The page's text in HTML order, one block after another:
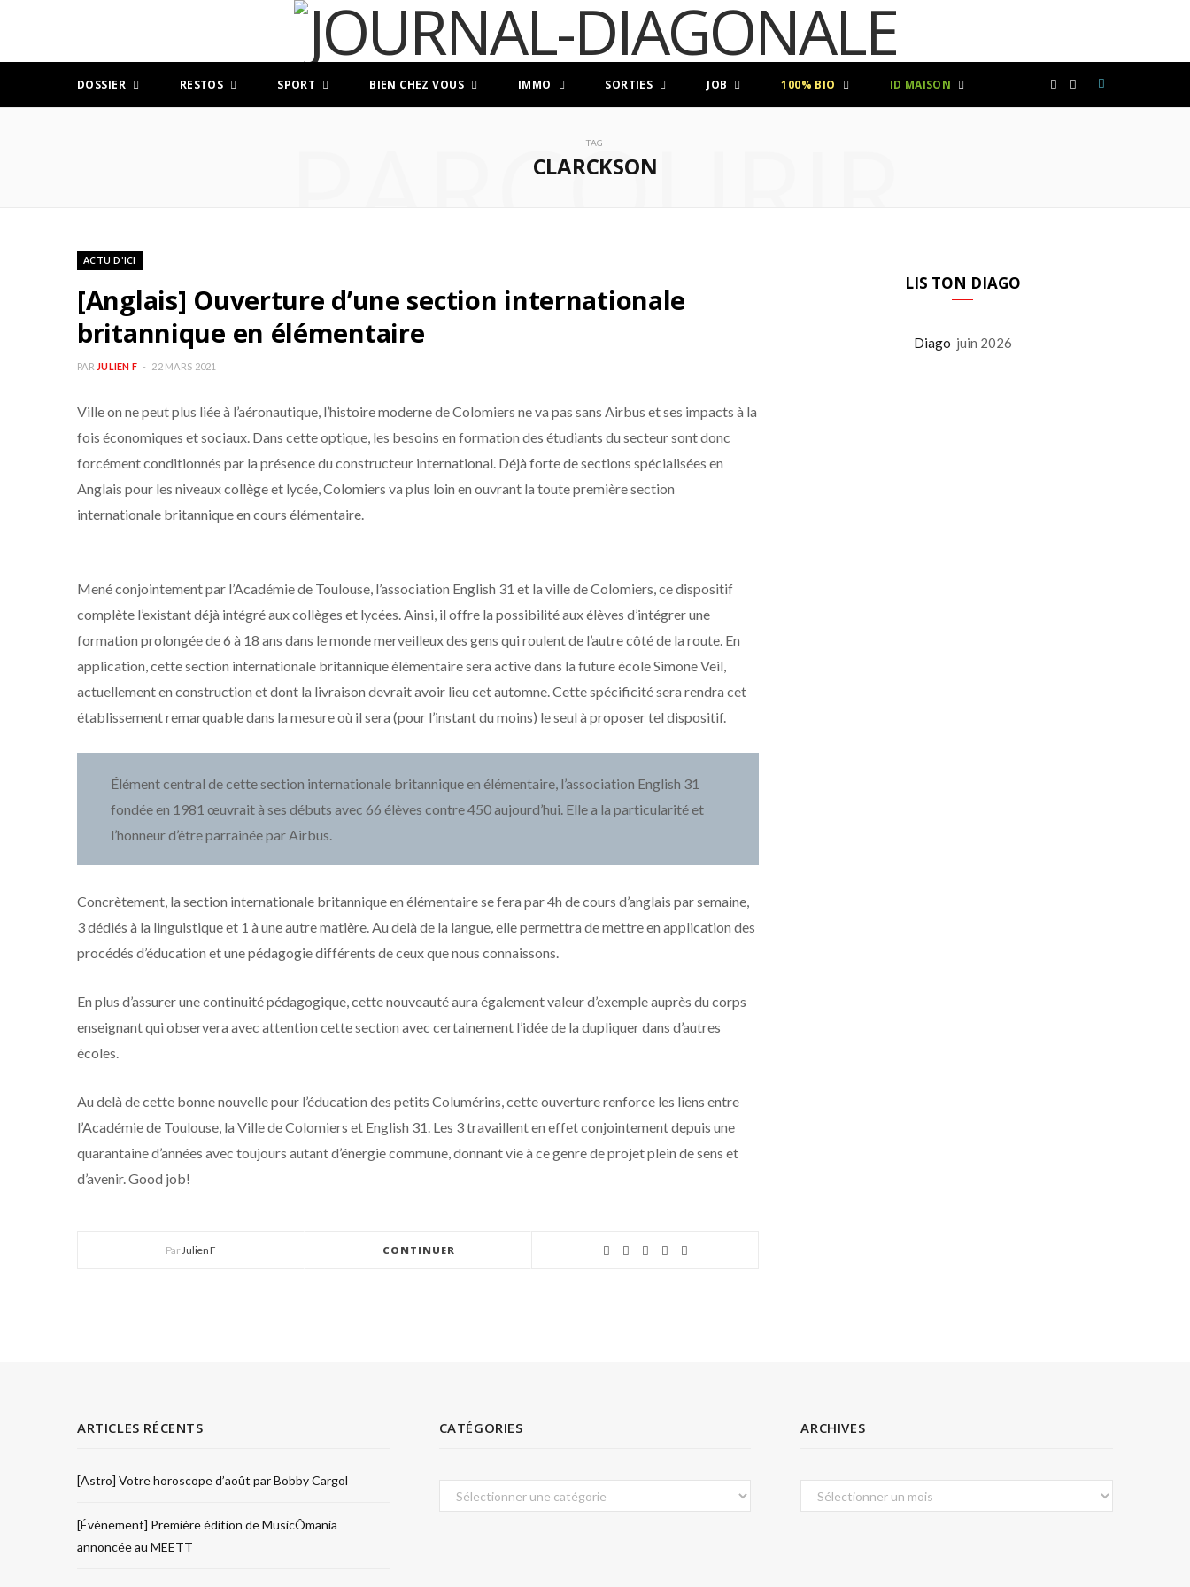
DOSSIER RESTOS SPORT BIEN CHEZ VOUS IMMO SORTIES JOB 100% BIO ID MAISON
TAG
CLARCKSON
PARCOURIR
ACTU D'ICI
[Anglais] Ouverture d’une section internationale
britannique en élémentaire
PAR JULIEN F 22 MARS 2021
Ville on ne peut plus liée à l’aéronautique, l’histoire moderne de Colomiers ne va pas sans Airbus et ses impacts à la
fois économiques et sociaux. Dans cette optique, les besoins en formation des étudiants du secteur sont donc
forcément conditionnés par la présence du constructeur international. Déjà forte de sections spécialisées en
Anglais pour les niveaux collège et lycée, Colomiers va plus loin en ouvrant la toute première section
internationale britannique en cours élémentaire.
Mené conjointement par l’Académie de Toulouse, l’association English 31 et la ville de Colomiers, ce dispositif
complète l’existant déjà intégré aux collèges et lycées. Ainsi, il offre la possibilité aux élèves d’intégrer une
formation prolongée de 6 à 18 ans dans le monde merveilleux des gens qui roulent de l’autre côté de la route. En
application, cette section internationale britannique élémentaire sera active dans la future école Simone Veil,
actuellement en construction et dont la livraison devrait avoir lieu cet automne. Cette spécificité sera rendra cet
établissement remarquable dans la mesure où il sera (pour l’instant du moins) le seul à proposer tel dispositif.
Élément central de cette section internationale britannique en élémentaire, l’association English 31
fondée en 1981 œuvrait à ses débuts avec 66 élèves contre 450 aujourd’hui. Elle a la particularité et
l’honneur d’être parrainée par Airbus.
Concrètement, la section internationale britannique en élémentaire se fera par 4h de cours d’anglais par semaine,
3 dédiés à la linguistique et 1 à une autre matière. Au delà de la langue, elle permettra de mettre en application des
procédés d’éducation et une pédagogie différents de ceux que nous connaissons.
En plus d’assurer une continuité pédagogique, cette nouveauté aura également valeur d’exemple auprès du corps
enseignant qui observera avec attention cette section avec certainement l’idée de la dupliquer dans d’autres
écoles.
Au delà de cette bonne nouvelle pour l’éducation des petits Columérins, cette ouverture renforce les liens entre
l’Académie de Toulouse, la Ville de Colomiers et English 31. Les 3 travaillent en effet conjointement depuis une
quarantaine d’années avec toujours autant d’énergie commune, donnant vie à ce genre de projet plein de sens et
d’avenir. Good job!
ParJulien F CONTINUER
LIS TON DIAGO
Diago juin 2026
ARTICLES RÉCENTS
[Astro] Votre horoscope d’août par Bobby Cargol
[Évènement] Première édition de MusicÔmania
annoncée au MEETT
CATÉGORIES
Catégories
ARCHIVES
Archives